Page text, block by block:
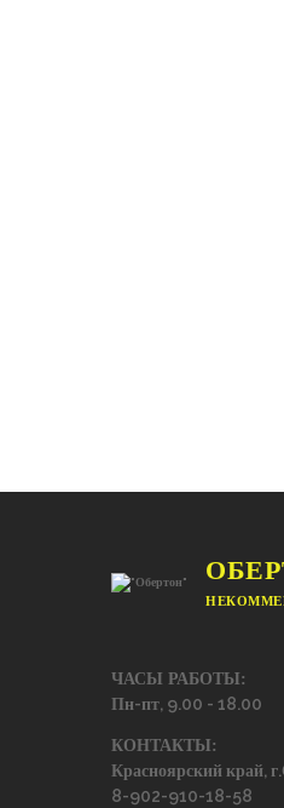
ЧАСЫ РАБОТЫ:
Пн-пт, 9.00 - 18.00
КОНТАКТЫ:
Красноярский край,
8-902-910-18-58